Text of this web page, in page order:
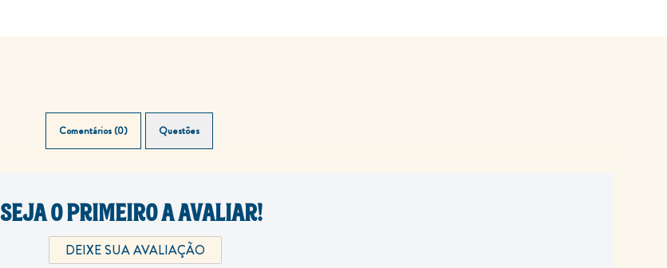
Comentários (0) Questões (0)
SEJA O PRIMEIRO A AVALIAR!
DEIXE SUA AVALIAÇÃO